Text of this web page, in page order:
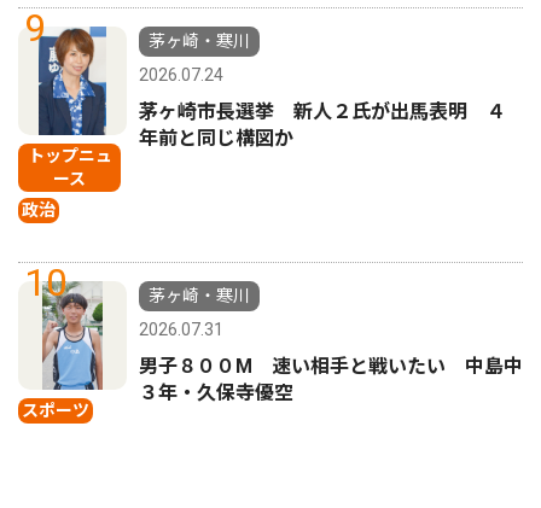
9
トップニュ
ース
政治
茅ヶ崎・寒川
2026.07.24
茅ヶ崎市長選挙 新人２氏が出馬表明 ４
年前と同じ構図か
10
スポーツ
茅ヶ崎・寒川
2026.07.31
男子８００M 速い相手と戦いたい 中島中
３年・久保寺優空